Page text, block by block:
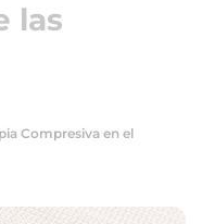
las
Compresiva en el